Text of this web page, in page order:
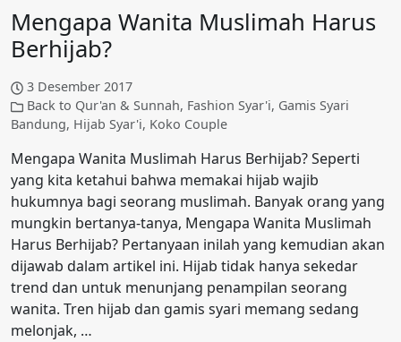
Mengapa Wanita Muslimah Harus
Berhijab?
3 Desember 2017
Back to Qur'an & Sunnah, Fashion Syar'i, Gamis Syari
Bandung, Hijab Syar'i, Koko Couple
Mengapa Wanita Muslimah Harus Berhijab? Seperti
yang kita ketahui bahwa memakai hijab wajib
hukumnya bagi seorang muslimah. Banyak orang yang
mungkin bertanya-tanya, Mengapa Wanita Muslimah
Harus Berhijab? Pertanyaan inilah yang kemudian akan
dijawab dalam artikel ini. Hijab tidak hanya sekedar
trend dan untuk menunjang penampilan seorang
wanita. Tren hijab dan gamis syari memang sedang
melonjak, …